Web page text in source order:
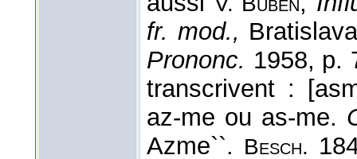
fr. mod.,
Prononc. 1958, p.
transcrivent :
az-me ou as-me.
Azme``. Besch.